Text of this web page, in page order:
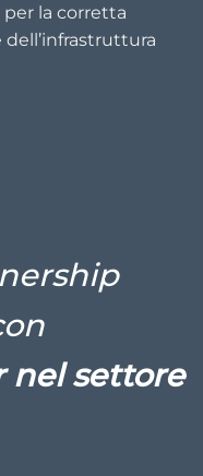
la corretta
nel settore